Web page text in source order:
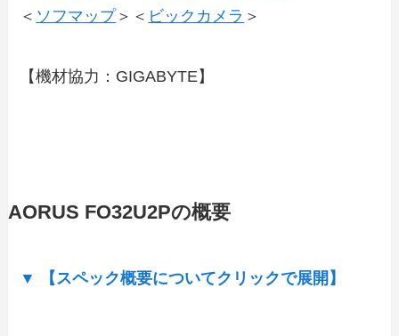
＜ ソフマップ＞＜ ビックカメラ ＞
【機材協力：GIGABYTE】
AORUS FO32U2Pの概要
▼ 【スペック概要についてクリックで展開】